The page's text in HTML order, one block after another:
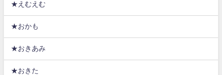
★えむえむ
★おかも
★おきあみ
★おきた